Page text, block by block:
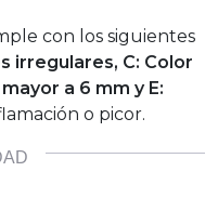
con los siguientes
irregulares, C: Color
a 6 mm y E:
o picor.